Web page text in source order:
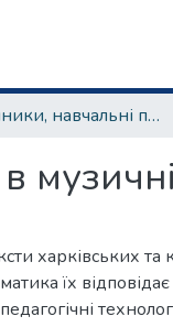
підручники, навчальні посібники, курси лекцій та ін.
харківських та
їх